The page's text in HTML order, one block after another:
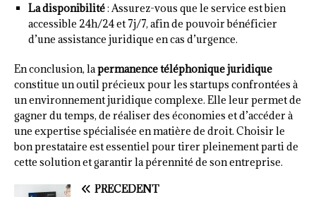
La disponibilité: Assurez-vous que le service est bien
accessible 24h/24 et 7j/7, afin de pouvoir bénéficier
d’une assistance juridique en cas d’urgence.
En conclusion, lapermanence téléphonique juridique
constitue un outil précieux pour les startups confrontées à
un environnement juridique complexe. Elle leur permet de
gagner du temps, de réaliser des économies et d’accéder à
une expertise spécialisée en matière de droit. Choisir le
bon prestataire est essentiel pour tirer pleinement parti de
cette solution et garantir la pérennité de son entreprise.
PRÉCÉDENT